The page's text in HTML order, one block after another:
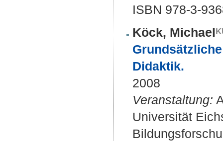
ISBN 978-3-
Köck, Michael
Didaktik.
2008
Veranstaltung:
Universität